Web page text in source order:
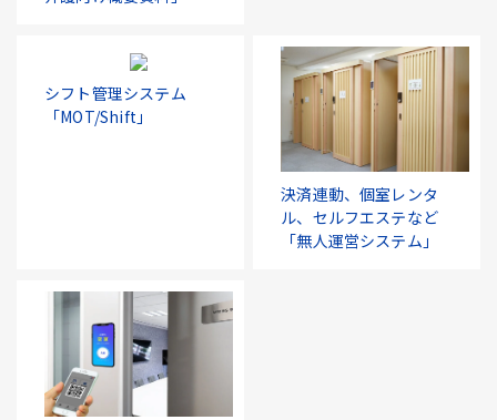
シフト管理システム
「MOT/Shift」
決済連動、個室レンタ
ル、セルフエステなど
「無人運営システム」